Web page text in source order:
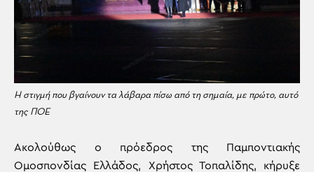
Η στιγμή που βγαίνουν τα λάβαρα πίσω από τη σημαία, με πρώτο, αυτό
της ΠΟΕ
Ακολούθως ο πρόεδρος της Παμποντιακής
Ομοσπονδίας Ελλάδος, Χρήστος Τοπαλίδης, κήρυξε